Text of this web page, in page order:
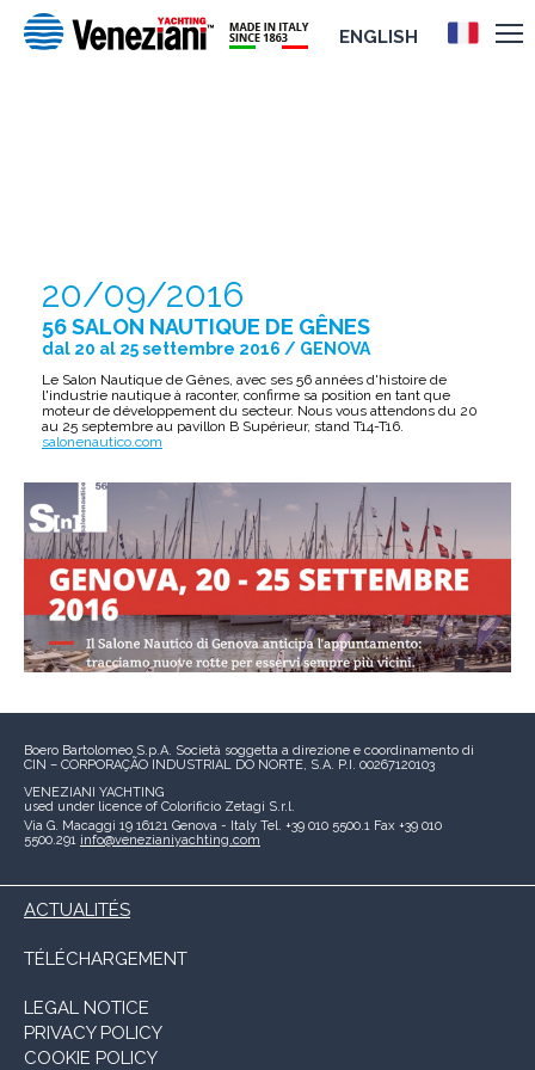
ENGLISH
20/09/2016
56 SALON NAUTIQUE DE GÊNES
dal 20 al 25 settembre 2016 / GENOVA
Le Salon Nautique de Gênes, avec ses 56 années d'histoire de
l'industrie nautique à raconter, confirme sa position en tant que
moteur de développement du secteur. Nous vous attendons du 20
au 25 septembre au pavillon B Supérieur, stand T14-T16.
salonenautico.com
Boero Bartolomeo S.p.A. Società soggetta a direzione e coordinamento di
CIN – CORPORAÇÃO INDUSTRIAL DO NORTE, S.A. P.I. 00267120103
VENEZIANI YACHTING
used under licence of Colorificio Zetagi S.r.l.
Via G. Macaggi 19 16121 Genova - Italy Tel. +39 010 5500.1 Fax +39 010
5500.291 info@venezianiyachting.com
ACTUALITÉS
TÉLÉCHARGEMENT
LEGAL NOTICE
PRIVACY POLICY
COOKIE POLICY